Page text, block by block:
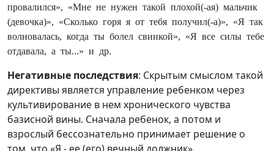
провалился», «Мне не нужен такой плохой(-ая) мальчик
(девочка)», «Сколько горя я от тебя получил(-а)», «Я так
волновалась, когда ты болел свинкой», «Я все силы тебе
отдавала, а ты...» и др.
Негативные последствия: Скрытым смыслом такой
директивы является управление ребенком через
культивирование в нем хронического чувства
базисной вины. Сначала ребенок, а потом и
взрослый бессознательно принимает решение о